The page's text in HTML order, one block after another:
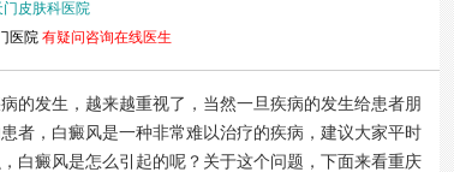
门皮肤科医院
医院 有疑问咨询在线医生
发生，越来越重视了，当然一旦疾病的发生给患者朋
者，白癜风是一种非常难以治疗的疾病，建议大家平时
白癜风是怎么引起的呢？关于这个问题，下面来看重庆